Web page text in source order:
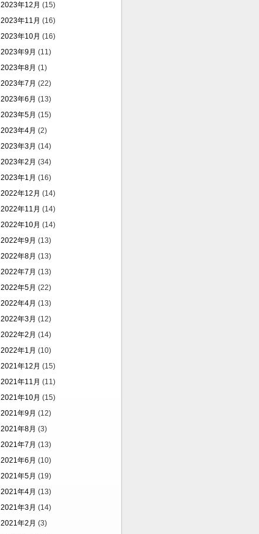
2023年12月 (15)
2023年11月 (16)
2023年10月 (16)
2023年9月 (11)
2023年8月 (1)
2023年7月 (22)
2023年6月 (13)
2023年5月 (15)
2023年4月 (2)
2023年3月 (14)
2023年2月 (34)
2023年1月 (16)
2022年12月 (14)
2022年11月 (14)
2022年10月 (14)
2022年9月 (13)
2022年8月 (13)
2022年7月 (13)
2022年5月 (22)
2022年4月 (13)
2022年3月 (12)
2022年2月 (14)
2022年1月 (10)
2021年12月 (15)
2021年11月 (11)
2021年10月 (15)
2021年9月 (12)
2021年8月 (3)
2021年7月 (13)
2021年6月 (10)
2021年5月 (19)
2021年4月 (13)
2021年3月 (14)
2021年2月 (3)